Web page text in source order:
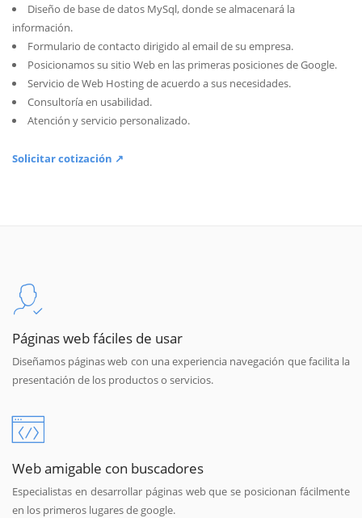
Diseño de base de datos MySql, donde se almacenará la
información.
Formulario de contacto dirigido al email de su empresa.
Posicionamos su sitio Web en las primeras posiciones de Google.
Servicio de Web Hosting de acuerdo a sus necesidades.
Consultoría en usabilidad.
Atención y servicio personalizado.
Solicitar cotización ↗
Páginas web fáciles de usar
Diseñamos páginas web con una experiencia navegación que facilita la
presentación de los productos o servicios.
Web amigable con buscadores
Especialistas en desarrollar páginas web que se posicionan fácilmente
en los primeros lugares de google.